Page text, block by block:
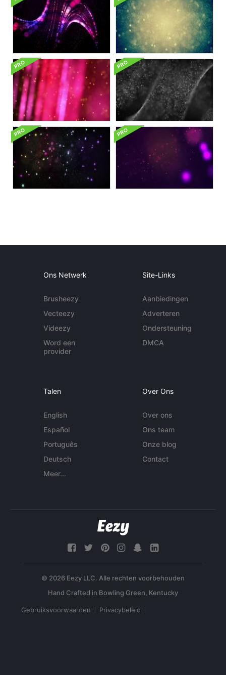
Ons Netwerk
Brusheezy
Vecteezy
Videezy
Word een
provider
Site-Links
Aanbiedingen
Adverteren
Ondersteuning
DMCA
Talen
English
Español
Português
Deutsch
Meer...
Over Ons
Over ons
Ons team
Onze blog
Contact
© 2026 Eezy LLC. Alle rechten voorbehouden
Gebruiksvoorwaarden Privacybeleid